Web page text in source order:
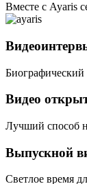
Вместе с Ayaris
Видео
Лучший способ
Выпускной
Светлое время